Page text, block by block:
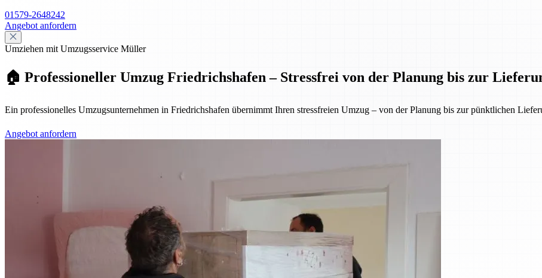
01579-2648242
Angebot anfordern
Umziehen mit Umzugsservice Müller
🏠 Professioneller Umzug Friedrichshafen – Stressfrei von der Planung bis zur
Ein professionelles Umzugsunternehmen in Friedrichshafen übernimmt Ihren stressfreien Umzug – von der Planung bis zur pünktlichen
Angebot anfordern